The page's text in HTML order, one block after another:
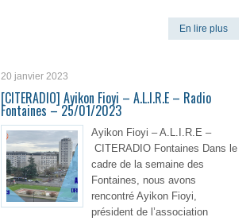
En lire plus
20 janvier 2023
[CITERADIO] Ayikon Fioyi – A.L.I.R.E – Radio
Fontaines – 25/01/2023
Ayikon Fioyi – A.L.I.R.E –
CITERADIO Fontaines Dans le
cadre de la semaine des
Fontaines, nous avons
rencontré Ayikon Fioyi,
président de l’association